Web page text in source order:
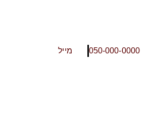
050-000-0000 מייל